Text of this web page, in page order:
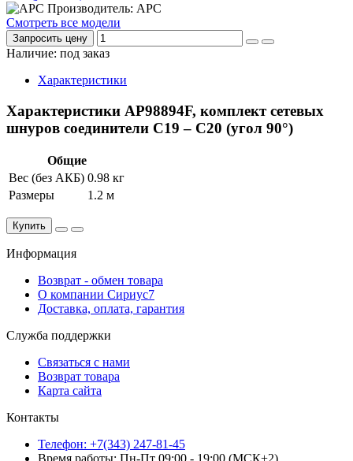
Производитель: APC
Смотреть все модели
Запросить цену
Наличие: под заказ
Характеристики
Характеристики AP98894F, комплект сетевых
шнуров соединители C19 – C20 (угол 90°)
Общие
Вес (без АКБ) 0.98 кг
Размеры
1.2 м
Купить
Информация
Возврат - обмен товара
О компании Сириус7
Доставка, оплата, гарантия
Служба поддержки
Связаться с нами
Возврат товара
Карта сайта
Контакты
Телефон: +7(343) 247-81-45